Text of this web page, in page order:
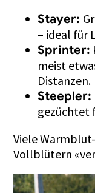
Stayer:
– ideal für
Sprinter:
meist
Distanzen.
Steepler:
gezüchtet
Viele
Vollblütern